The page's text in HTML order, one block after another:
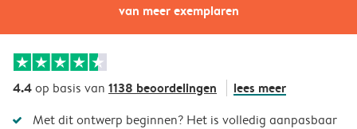
van meer exemplaren
4.4op basis van 1138 beoordelingen lees meer
Met dit ontwerp beginnen? Het is volledig aanpasbaar